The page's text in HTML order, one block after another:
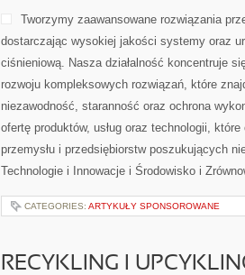
Tworzymy zaawansowane rozwiązania
dostarczając wysokiej jakości systemy oraz
ciśnieniową. Nasza działalność koncentruje
rozwoju kompleksowych rozwiązań, które
niezawodność, staranność oraz ochrona
ofertę produktów, usług oraz technologii,
przemysłu i przedsiębiorstw poszukujących
Technologie i Innowacje i Środowisko i
CATEGORIES: ARTYKUŁY SPONSOROWANE
RECYKLING I